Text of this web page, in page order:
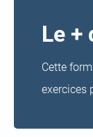
Le +
Cette
exercices